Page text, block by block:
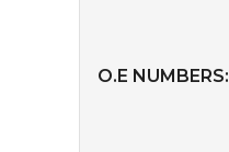
O.E NUMBERS: